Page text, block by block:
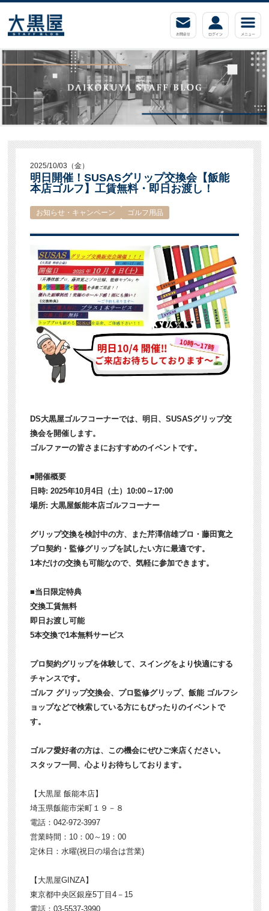
2025/10/03（金）
明日開催！SUSASグリップ交換会【飯能
本店ゴルフ】工賃無料・即日お渡し！
お知らせ・キャンペーン ゴルフ用品
DS大黒屋ゴルフコーナーでは、明日、SUSASグリップ交
換会を開催します。
ゴルファーの皆さまにおすすめのイベントです。
■開催概要
日時: 2025年10月4日（土）10:00～17:00
場所: 大黒屋飯能本店ゴルフコーナー
グリップ交換を検討中の方、また芹澤信雄プロ・藤田寛之
プロ契約・監修グリップを試したい方に最適です。
1本だけの交換も可能なので、気軽に参加できます。
■当日限定特典
交換工賃無料
即日お渡し可能
5本交換で1本無料サービス
プロ契約グリップを体験して、スイングをより快適にする
チャンスです。
ゴルフ グリップ交換会、プロ監修グリップ、飯能 ゴルフシ
ョップなどで検索している方にもぴったりのイベントで
す。
ゴルフ愛好者の方は、この機会にぜひご来店ください。
スタッフ一同、心よりお待ちしております。
【大黒屋 飯能本店】
埼玉県飯能市栄町１９－８
電話：042-972-3997
営業時間：10：00～19：00
定休日：水曜(祝日の場合は営業)
【大黒屋GINZA】
東京都中央区銀座5丁目4－15
電話：03-5537-3990